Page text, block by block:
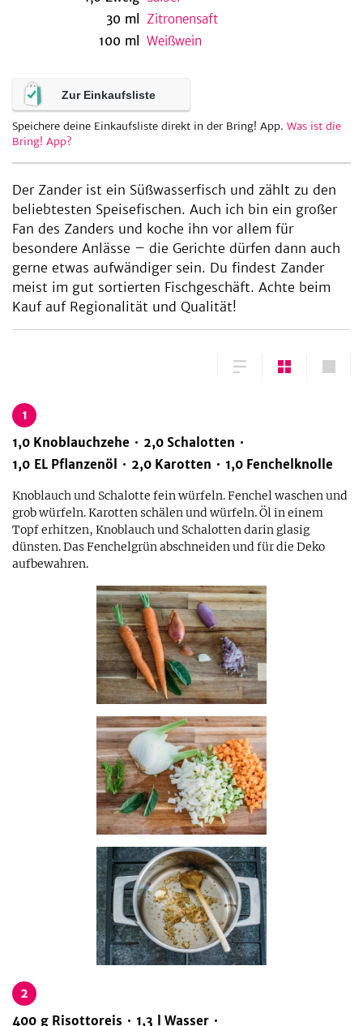
30 ml
Zitronensaft
100 ml Weißwein
Zur Einkaufsliste
Speichere deine Einkaufsliste direkt in der Bring! App. Was ist die
Bring! App?
Der Zander ist ein Süßwasserfisch und zählt zu den
beliebtesten Speisefischen. Auch ich bin ein großer
Fan des Zanders und koche ihn vor allem für
besondere Anlässe – die Gerichte dürfen dann auch
gerne etwas aufwändiger sein. Du findest Zander
meist im gut sortierten Fischgeschäft. Achte beim
Kauf auf Regionalität und Qualität!
1
1,0 Knoblauchzehe 2,0 Schalotten
1,0 EL Pflanzenöl 2,0 Karotten 1,0 Fenchelknolle
Knoblauch und Schalotte fein würfeln. Fenchel waschen und
grob würfeln. Karotten schälen und würfeln. Öl in einem
Topf erhitzen, Knoblauch und Schalotten darin glasig
dünsten. Das Fenchelgrün abschneiden und für die Deko
aufbewahren.
2
400 g Risottoreis 1,3 Wasser